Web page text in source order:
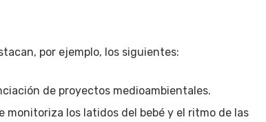
por ejemplo, los siguientes:
de proyectos medioambientales.
los latidos del bebé y el ritmo de las